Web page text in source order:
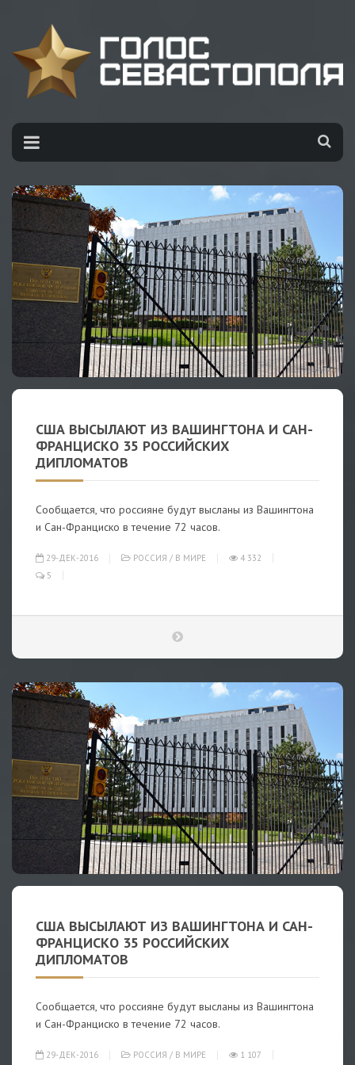
США ВЫСЫЛАЮТ ИЗ ВАШИНГТОНА И САН-
ФРАНЦИСКО 35 РОССИЙСКИХ
ДИПЛОМАТОВ
Сообщается, что россияне будут высланы из Вашингтона
и Сан-Франциско в течение 72 часов.
29-ДЕК-2016 РОССИЯ / В МИРЕ
4 332
5
США ВЫСЫЛАЮТ ИЗ ВАШИНГТОНА И САН-
ФРАНЦИСКО 35 РОССИЙСКИХ
ДИПЛОМАТОВ
Сообщается, что россияне будут высланы из Вашингтона
и Сан-Франциско в течение 72 часов.
29-ДЕК-2016 РОССИЯ / В МИРЕ 1 107